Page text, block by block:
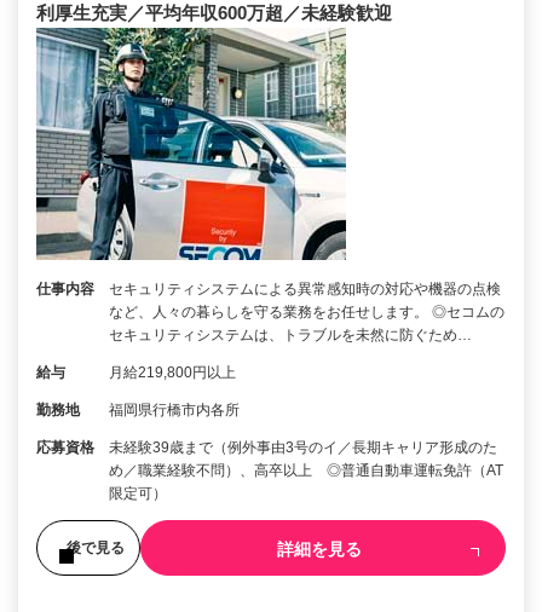
利厚生充実／平均年収600万超／未経験歓迎
仕事内容
セキュリティシステムによる異常感知時の対応や機器の点検
など、人々の暮らしを守る業務をお任せします。 ◎セコムの
セキュリティシステムは、トラブルを未然に防ぐため…
給与 月給219,800円以上
勤務地 福岡県行橋市内各所
応募資格
未経験39歳まで（例外事由3号のイ／長期キャリア形成のた
め／職業経験不問）、高卒以上 ◎普通自動車運転免許（AT
限定可）
後で見る 詳細を見る